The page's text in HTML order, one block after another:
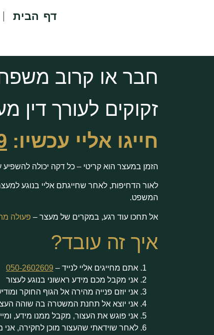
דף הבית
חבר או קרוב
זקוקים לעורך דין
חייגו אליי עכשיו:
הזמן במעצר הוא קריטי – כל דקה יכולה
לאור הדחיפות, לאחר שחייגתם אליי בנוגע
המשפט.
אל תחכו עוד רגע, במקרים של מעצר – פעולה
איך זה עובד?
אתם מחייגים אליי לנייד – 050-2602609
אני מקבל מכם מידע ראשוני בנוגע לעצור
אני יוזם פנייה מהירה אל הגוף החוקר
אני יוצא אל תחנת המשטרה בה שוהה
אני פוגש את העצור, מקבל ממנו מידע,
לאחר שוידאתי שהעצור מוכן לחקירה,